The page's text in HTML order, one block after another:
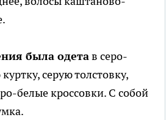
была одетав серо-
серую толстовку,
белые кроссовки. С собой